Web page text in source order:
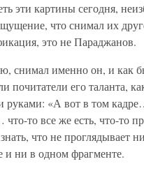
эти картины сегодня,
что снимал их
это не Параджанов.
снимал именно он, и как
почитатели его таланта,
руками: «А вот в том
то все же есть, что-то
что не проглядывает
и ни в одном фрагменте.